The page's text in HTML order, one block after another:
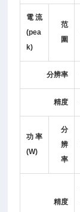
電流
(pea
k)
范
圍
分辨率
精度
功率
(W)
分
辨
率
精度